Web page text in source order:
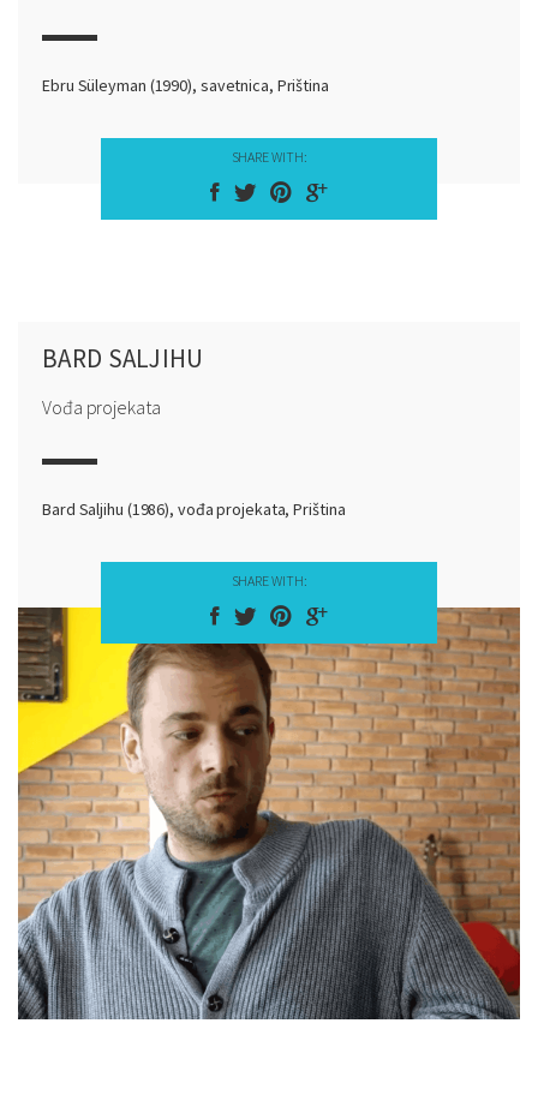
Ebru Süleyman (1990), savetnica, Priština
SHARE WITH:
BARD SALJIHU
Vođa projekata
Bard Saljihu (1986), vođa projekata, Priština
SHARE WITH: